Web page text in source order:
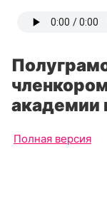
академии
Полная версия